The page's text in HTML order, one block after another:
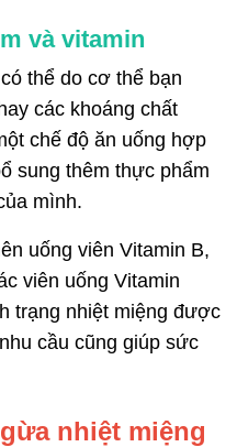
và vitamin
thể do cơ thể bạn
các khoáng chất
chế độ ăn uống hợp
sung thêm thực phẩm
mình.
uống viên Vitamin B,
viên uống Vitamin
trạng nhiệt miệng được
cầu cũng giúp sức
nhiệt miệng